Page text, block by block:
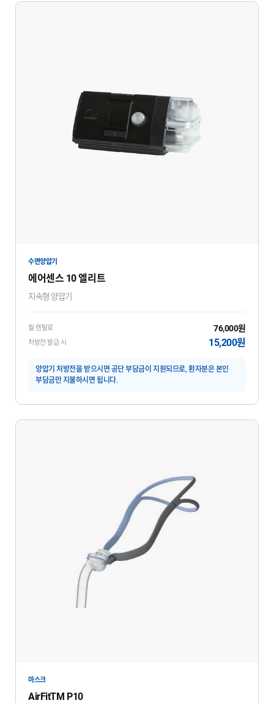
수면양압기
에어센스 10 엘리트
지속형 양압기
월 렌탈료 76,000원
처방전 발급 시 15,200원
양압기 처방전을 받으시면 공단 부담금이 지원되므로, 환자분은 본인
부담금만 지불하시면 됩니다.
마스크
AirFitTM P10